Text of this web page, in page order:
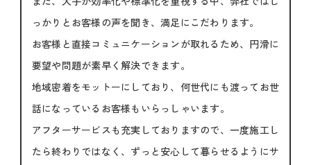
っかりとお客様の声を聞き、満足にこだわります。
お客様と直接コミュニケーションが取れるため、円滑に
要望や問題が素早く解決できます。
地域密着をモットーにしており、何世代にも渡ってお世
話になっているお客様もいらっしゃいます。
アフターサービスも充実しておりますので、一度施工し
たら終わりではなく、ずっと安心して暮らせるようにサ